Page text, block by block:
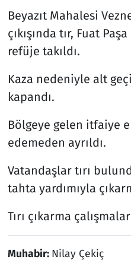
Beyazıt Mahalesi
çıkışında tır, Fuat
refüje takıldı.
Kaza nedeniyle alt
kapandı.
Bölgeye gelen itfaiye
edemeden ayrıldı.
Vatandaşlar tırı
tahta yardımıyla
Tırı çıkarma
Muhabir: Nilay Çekiç
Savunma Sanayi
Seçim 2023
Teknoloji ve Bilim
Televizyon